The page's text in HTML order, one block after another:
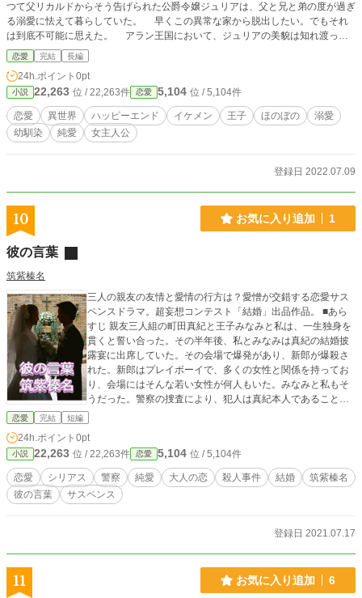
つて父リカルドからそう告げられた公爵令嬢ジュリアは、父と兄と弟の度が過ぎ
る溺愛に怯えて暮らしていた。 早くこの異常な家から脱出したい。でもそれ
は到底不可能に思えた。 アラン王国において、ジュリアの美貌は知れ渡って
いる。そのため度々求婚者が現れるが、父と兄と弟が逆上し、毎回大騒動になっ
てしまう。 そのジュリアには、想い人がいた。幼馴染のエドモンド・アラベ
スターだ。 エドモンド（エディ）は、ジュリアに逢うために城の中庭に忍び
込む。エディは冒険者に憧れて訓練しているので、そのような荒技もできるの
だ。 果たしてエディは、溺愛の城に幽閉されたジュリアを連れ去ることがで
きるか？ そしてジュリアは、愛してくれる家族を裏切ることなく恋人と一緒に
なれるのか？ これは、家族の溺愛に縛られた令嬢が、不可能に見えた状況を
恋愛 完結 長編
24h.ポイント 0pt
小説 22,263 位 / 22,263件 恋愛 5,104 位 / 5,104件
恋愛 異世界 ハッピーエンド イケメン 王子 ほのぼの
溺愛
幼馴染
純愛 女主人公
登録日 2022.07.09
10 お気に入り追加 1
彼の言葉
筑紫榛名
三人の親友の友情と愛情の行方は？愛憎が交錯する恋愛サス
ペンスドラマ。超妄想コンテスト「結婚」出品作品。 ■あら
すじ 親友三人組の町田真紀と王子みなみと私は、一生独身を
貫くと誓い合った。その半年後、私とみなみは真紀の結婚披
露宴に出席していた。その会場で爆発があり、新郎が爆殺さ
れた。新郎はプレイボーイで、多くの女性と関係を持ってお
り、会場にはそんな若い女性が何人もいた。みなみと私もそ
うだった。警察の捜査により、犯人は真紀本人であることが
判明した。真紀が連行されそうになるとき、みなみは真紀の
※非ラノベ作品です。 ※こちらの作品はエブリスタ、カクヨ
ム、小説家になろう、ステキブンゲイの各小説サイトにも掲
載予定です。
恋愛 完結 短編
24h.ポイント 0pt
小説 22,263 位 / 22,263件 恋愛 5,104 位 / 5,104件
恋愛 シリアス 警察 純愛 大人の恋 殺人事件 結婚
筑紫榛名
彼の言葉
サスペンス
登録日 2021.07.17
11 お気に入り追加 6